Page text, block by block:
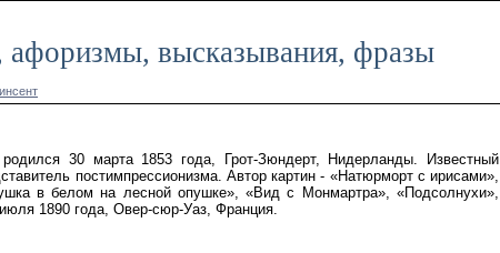
афоризмы, высказывания, фразы
30 марта 1853 года, Грот-Зюндерт, Нидерланды. Известный
постимпрессионизма. Автор картин - «Натюрморт с ирисами»,
в белом на лесной опушке», «Вид с Монмартра», «Подсолнухи»,
1890 года, Овер-сюр-Уаз, Франция.